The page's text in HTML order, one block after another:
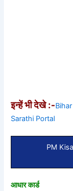
इन्हें भी देखे :-
Sarathi Portal
PM
आधार कार्ड